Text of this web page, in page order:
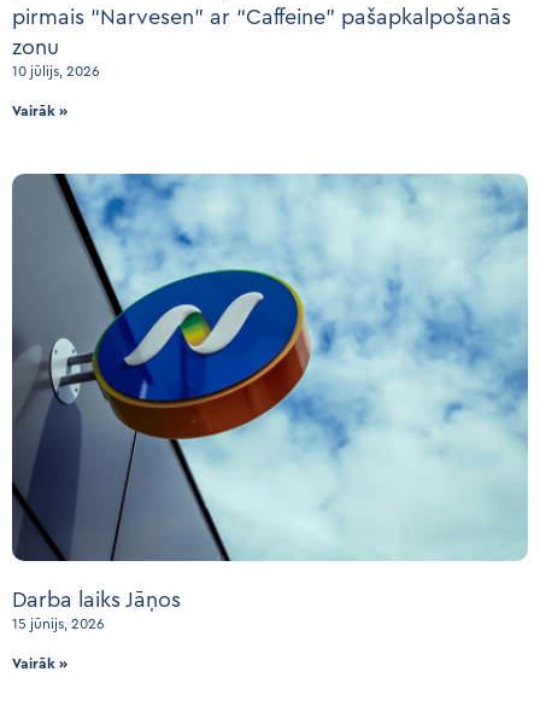
pirmais “Narvesen” ar “Caffeine” pašapkalpošanās
zonu
10 jūlijs, 2026
Vairāk »
Darba laiks Jāņos
15 jūnijs, 2026
Vairāk »